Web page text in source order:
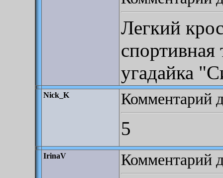
Легкий
спортивная
угадайка
Nick_K Комментарий
5
IrinaV Комментарий